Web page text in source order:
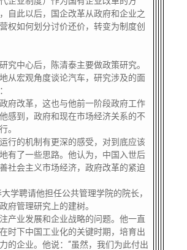
自此以后，国企改革从政府和企业之
权如何划分讨价还价，转变为制度创
究中心后，陈清泰主要做政策研究。
从宏观角度谈论汽车，研究涉及的面
府改革，这也与他前一阶段政府工作
感到，政府和现在市场经济关系的不
。
行的机制有更深的感受，对到底应该
有了一些思路。他认为，中国入世后
社会主义市场经济，政府改革的紧迫
学聘请他担任公共管理学院的院长，
府管理研究上的建树。
产业发展和企业战略的问题。他一直
时下中国工业化的关键时期，培育出
的企业。他说：“虽然，我们为此付出